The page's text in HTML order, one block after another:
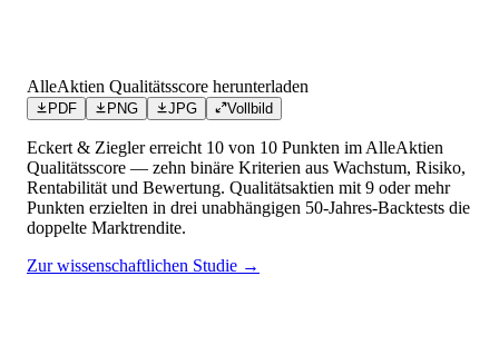
AlleAktien Qualitätsscore herunterladen
PDF PNG JPG Vollbild
Eckert & Zieglererreicht 10 von 10 Punkten im AlleAktien
Qualitätsscore — zehn binäre Kriterien aus Wachstum, Risiko,
Rentabilität und Bewertung. Qualitätsaktien mit 9 oder mehr
Punkten erzielten in drei unabhängigen 50-Jahres-Backtests die
doppelte Marktrendite.
Zur wissenschaftlichen Studie →